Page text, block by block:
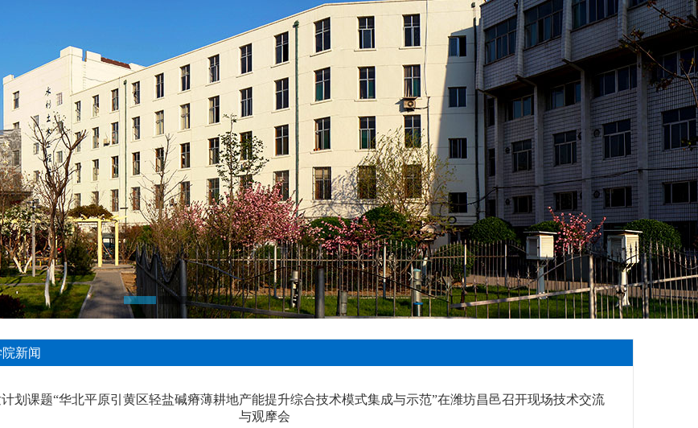
新闻
划课题“华北平原引黄区轻盐碱瘠薄耕地产能提升综合技术模式集成与示范”在潍坊昌邑召开现场技术交流
与观摩会